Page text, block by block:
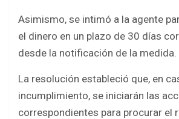
Asimismo, se intimó a la agente
el dinero en un plazo de 30 días
desde la notificación de la medida.
La resolución estableció que, en
incumplimiento, se iniciarán las
correspondientes para procurar el